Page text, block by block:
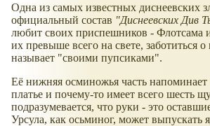
Одна из самых известных диснеевских
официальный состав "Диснеевских Див
любит своих приспешников - Флотсама
их превыше всего на свете, заботиться
называет "своими пупсиками".
Её нижняя осминожья часть напоминает
платье и почему-то имеет всего шесть
подразумевается, что руки - это
Урсула, как осьминог, может выпускать